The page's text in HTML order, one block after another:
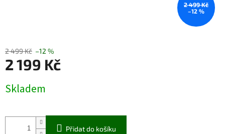
2 499 Kč
–12 %
2 499 Kč –12 %
2 199 Kč
cena:
Skladem
Přidat do košíku